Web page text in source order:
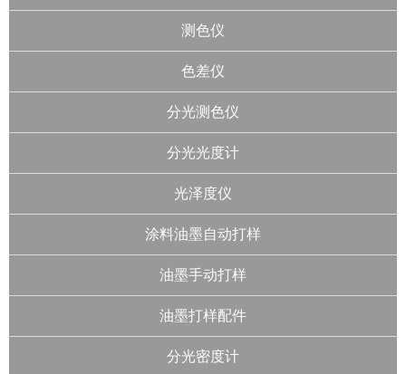
测色仪
色差仪
分光测色仪
分光光度计
光泽度仪
涂料油墨自动打样
油墨手动打样
油墨打样配件
分光密度计